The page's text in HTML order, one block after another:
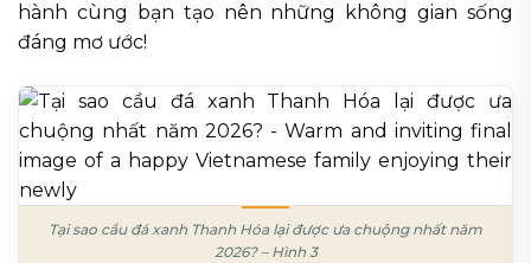
hành cùng bạn tạo nên những không gian sống
đáng mơ ước!
Tại sao cầu đá xanh Thanh Hóa lại được ưa chuộng nhất năm
2026? – Hình 3